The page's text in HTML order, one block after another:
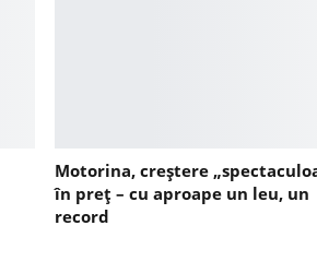
Motorina, creștere
în preț – cu aproape un leu, un
record